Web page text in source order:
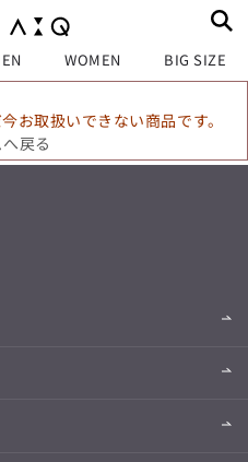
WOMEN BIG SIZE
お取扱いできない商品です。
戻る